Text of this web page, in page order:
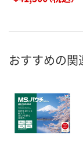
おすすめの関